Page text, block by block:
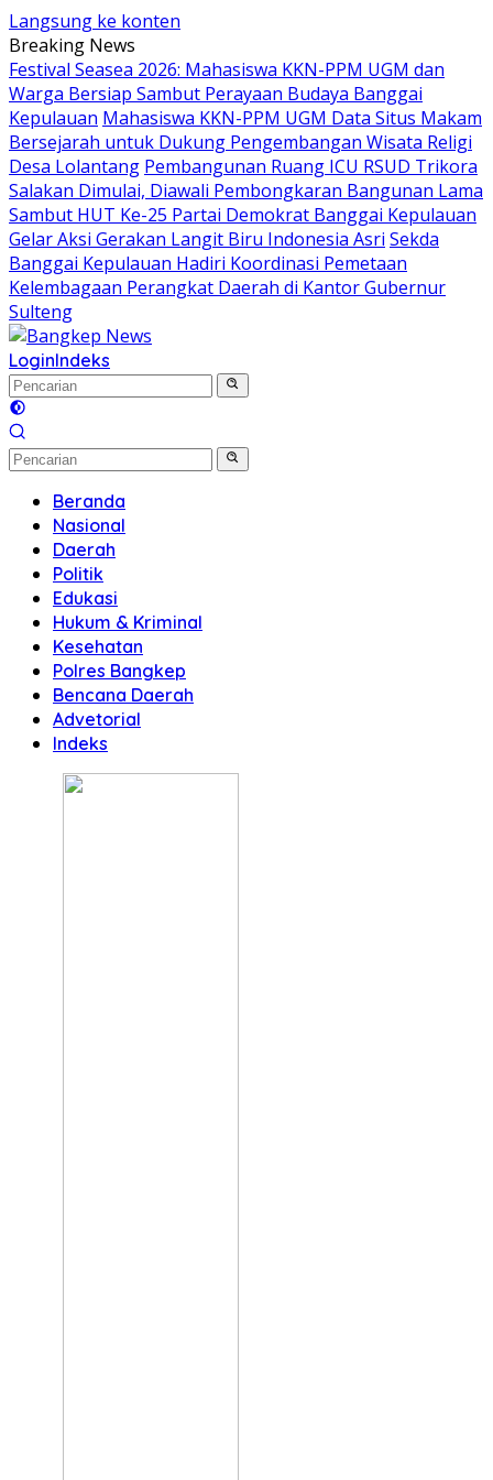
Langsung ke konten
Breaking News
Festival Seasea 2026: Mahasiswa KKN-PPM UGM dan
Warga Bersiap Sambut Perayaan Budaya Banggai
Kepulauan Mahasiswa KKN-PPM UGM Data Situs Makam
Bersejarah untuk Dukung Pengembangan Wisata Religi
Desa Lolantang Pembangunan Ruang ICU RSUD Trikora
Salakan Dimulai, Diawali Pembongkaran Bangunan Lama
Sambut HUT Ke-25 Partai Demokrat Banggai Kepulauan
Gelar Aksi Gerakan Langit Biru Indonesia Asri Sekda
Banggai Kepulauan Hadiri Koordinasi Pemetaan
Kelembagaan Perangkat Daerah di Kantor Gubernur
Sulteng
LoginIndeks
Beranda
Nasional
Daerah
Politik
Edukasi
Hukum & Kriminal
Kesehatan
Polres Bangkep
Bencana Daerah
Advetorial
Indeks